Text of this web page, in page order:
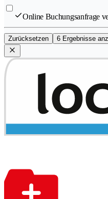
Online Buchungsanfrage
Zurücksetzen 6 Ergebnisse